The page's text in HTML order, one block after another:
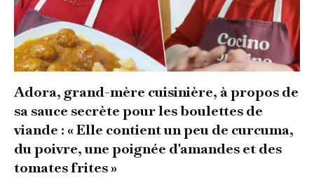
Adora, grand-mère cuisinière, à propos de
sa sauce secrète pour les boulettes de
viande : « Elle contient un peu de curcuma,
du poivre, une poignée d'amandes et des
tomates frites »